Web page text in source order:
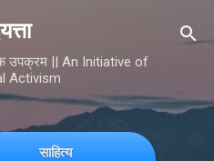
content
उपक्रम || An Initiative of
Activism
साहित्य